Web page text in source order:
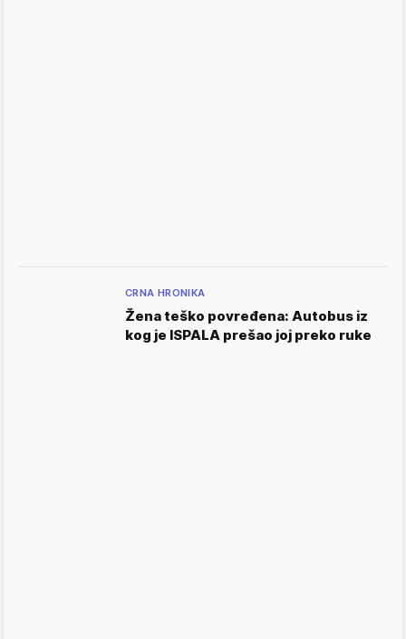
CRNA HRONIKA
Žena teško povređena: Autobus iz
kog je ISPALA prešao joj preko ruke